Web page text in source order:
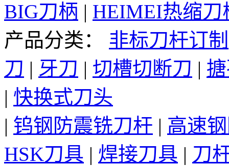
BIG刀柄 | HEIMEI热缩刀
产品分类：
非标刀杆订制
刀 | 牙刀 | 切槽切断刀 |
| 快换式刀头
| 钨钢防震铣刀杆 | 高速
HSK刀具 | 焊接刀具 | 刀